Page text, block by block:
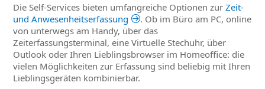
Die Self-Services bieten umfangreiche Optionen zurZeit-
und Anwesenheitserfassung
. Ob im Büro am PC, online
von unterwegs am Handy, über das
Zeiterfassungsterminal, eine Virtuelle Stechuhr, über
Outlook oder Ihren Lieblingsbrowser im Homeoffice: die
vielen Möglichkeiten zur Erfassung sind beliebig mit Ihren
Lieblingsgeräten kombinierbar.